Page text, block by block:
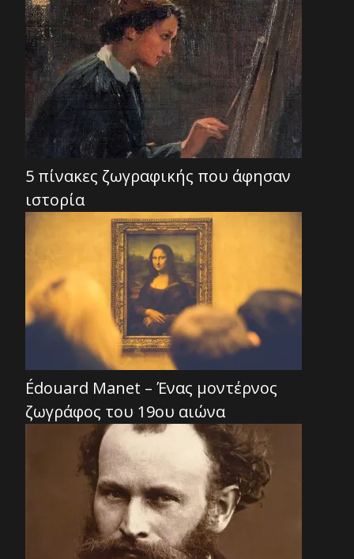
5 πίνακες ζωγραφικής που άφησαν
ιστορία
Édouard Manet – Ένας μοντέρνος
ζωγράφος του 19ου αιώνα